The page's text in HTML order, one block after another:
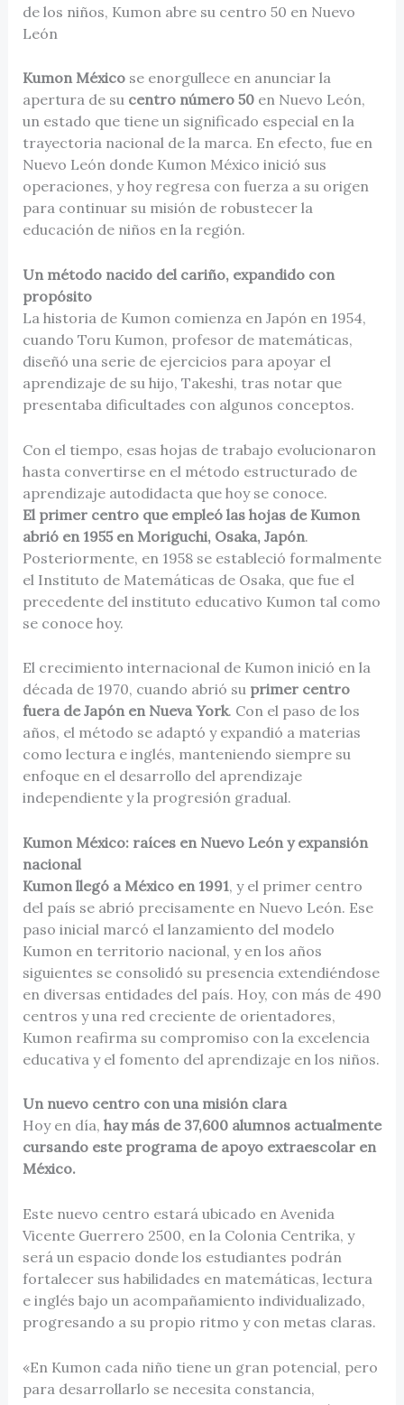
de los niños, Kumon abre su centro 50 en Nuevo
León
Kumon Méxicose enorgullece en anunciar la
apertura de su centro número 50en Nuevo León,
un estado que tiene un significado especial en la
trayectoria nacional de la marca. En efecto, fue en
Nuevo León donde Kumon México inició sus
operaciones, y hoy regresa con fuerza a su origen
para continuar su misión de robustecer la
educación de niños en la región.
Un método nacido del cariño, expandido con
propósito
La historia de Kumon comienza en Japón en 1954,
cuando Toru Kumon, profesor de matemáticas,
diseñó una serie de ejercicios para apoyar el
aprendizaje de su hijo, Takeshi, tras notar que
presentaba dificultades con algunos conceptos.
Con el tiempo, esas hojas de trabajo evolucionaron
hasta convertirse en el método estructurado de
aprendizaje autodidacta que hoy se conoce.
El primer centro que empleó las hojas de Kumon
abrió en 1955 en Moriguchi, Osaka, Japón.
Posteriormente, en 1958 se estableció formalmente
el Instituto de Matemáticas de Osaka, que fue el
precedente del instituto educativo Kumon tal como
se conoce hoy.
El crecimiento internacional de Kumon inició en la
década de 1970, cuando abrió su primer centro
fuera de Japón en Nueva York. Con el paso de los
años, el método se adaptó y expandió a materias
como lectura e inglés, manteniendo siempre su
enfoque en el desarrollo del aprendizaje
independiente y la progresión gradual.
Kumon México: raíces en Nuevo León y expansión
nacional
Kumon llegó a México en 1991, y el primer centro
del país se abrió precisamente en Nuevo León. Ese
paso inicial marcó el lanzamiento del modelo
Kumon en territorio nacional, y en los años
siguientes se consolidó su presencia extendiéndose
en diversas entidades del país. Hoy, con más de 490
centros y una red creciente de orientadores,
Kumon reafirma su compromiso con la excelencia
educativa y el fomento del aprendizaje en los niños.
Un nuevo centro con una misión clara
Hoy en día, hay más de 37,600 alumnos actualmente
cursando este programa de apoyo extraescolar en
México.
Este nuevo centro estará ubicado en Avenida
Vicente Guerrero 2500, en la Colonia Centrika, y
será un espacio donde los estudiantes podrán
fortalecer sus habilidades en matemáticas, lectura
e inglés bajo un acompañamiento individualizado,
progresando a su propio ritmo y con metas claras.
«En Kumon cada niño tiene un gran potencial, pero
para desarrollarlo se necesita constancia,